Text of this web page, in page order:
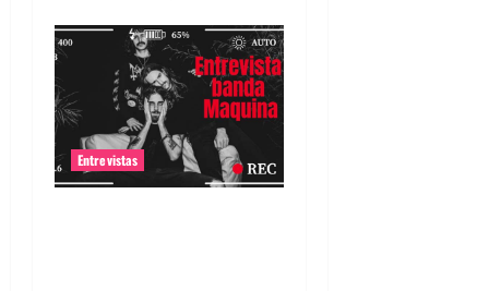
Entrevistas